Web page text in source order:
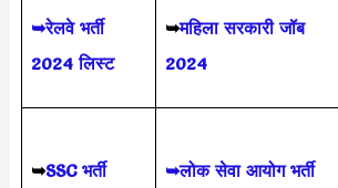
➥रेलवे भर्ती
2024 लिस्ट
➥महिला सरकारी जॉब
2024
➥SSC भर्ती
➥लोक सेवा आयोग भर्ती